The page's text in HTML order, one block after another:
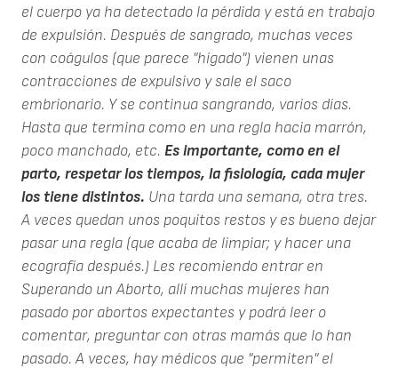
el cuerpo ya ha detectado la pérdida y está en trabajo
de expulsión. Después de sangrado, muchas veces
con coágulos (que parece "hígado") vienen unas
contracciones de expulsivo y sale el saco
embrionario. Y se continua sangrando, varios días.
Hasta que termina como en una regla hacia marrón,
poco manchado, etc. Es importante, como en el
parto, respetar los tiempos, la fisiología, cada mujer
los tiene distintos. Una tarda una semana, otra tres.
A veces quedan unos poquitos restos y es bueno dejar
pasar una regla (que acaba de limpiar; y hacer una
ecografía después.) Les recomiendo entrar en
Superando un Aborto, allí muchas mujeres han
pasado por abortos expectantes y podrá leer o
comentar, preguntar con otras mamás que lo han
pasado. A veces, hay médicos que "permiten" el